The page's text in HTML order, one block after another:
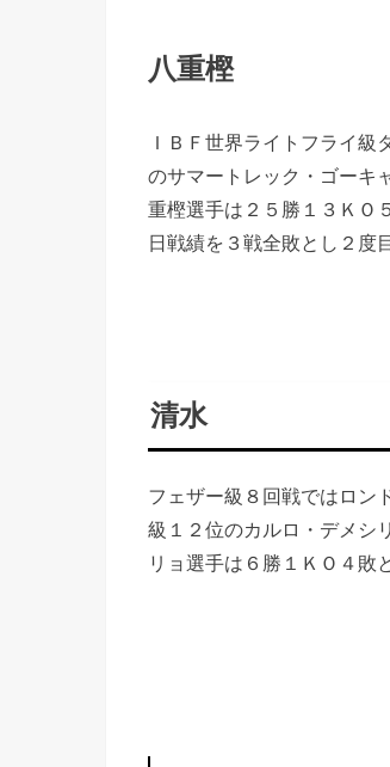
八重樫
ＩＢＦ世界ライトフライ
のサマートレック・ゴーキ
重樫選手は２５勝１３ＫＯ
日戦績を３戦全敗とし２度
清水
フェザー級８回戦ではロン
級１２位のカルロ・デメシ
リョ選手は６勝１ＫＯ４敗